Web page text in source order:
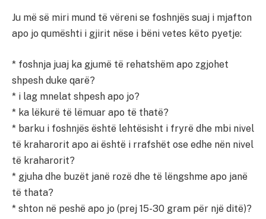
Ju më së miri mund të vëreni se foshnjës suaj i mjafton
apo jo qumështi i gjirit nëse i bëni vetes këto pyetje:
* foshnja juaj ka gjumë të rehatshëm apo zgjohet
shpesh duke qarë?
* i lag mnelat shpesh apo jo?
* ka lëkurë të lëmuar apo të thatë?
* barku i foshnjës është lehtësisht i fryrë dhe mbi nivel
të kraharorit apo ai është i rrafshët ose edhe nën nivel
të kraharorit?
* gjuha dhe buzët janë rozë dhe të lëngshme apo janë
të thata?
* shton në peshë apo jo (prej 15-30 gram për një ditë)?